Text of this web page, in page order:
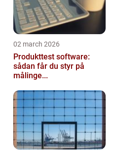
02 march 2026
Produkttest software:
sådan får du styr på
målinge...